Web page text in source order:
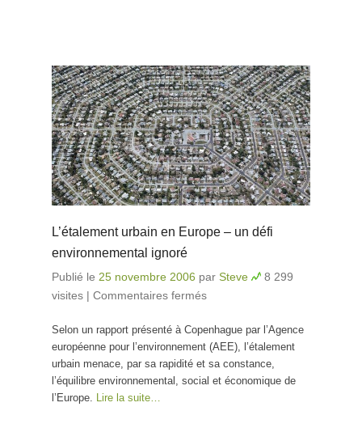
L’étalement urbain en Europe – un défi
environnemental ignoré
Publié le 25 novembre 2006 par Steve
8 299
visites | Commentaires fermés
environnemental
ignoré
Selon un rapport présenté à Copenhague par l’Agence
européenne pour l’environnement (AEE), l’étalement
urbain menace, par sa rapidité et sa constance,
l’équilibre environnemental, social et économique de
l’Europe. Lire la suite…